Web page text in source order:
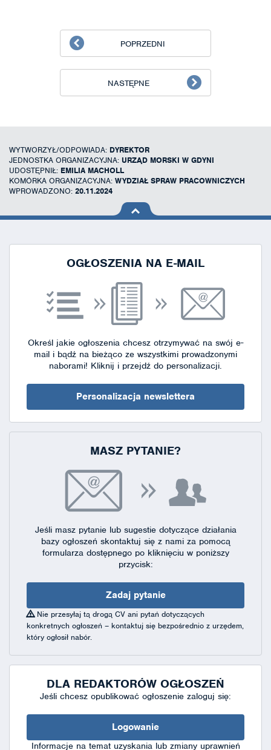
POPRZEDNI
NASTĘPNE
WYTWORZYŁ/ODPOWIADA: DYREKTOR
JEDNOSTKA ORGANIZACYJNA: URZĄD MORSKI W GDYNI
UDOSTĘPNIŁ: EMILIA MACHOLL
KOMÓRKA ORGANIZACYJNA: WYDZIAŁ SPRAW PRACOWNICZYCH
WPROWADZONO: 20.11.2024
na górę
OGŁOSZENIA NA E-MAIL
Określ jakie ogłoszenia chcesz otrzymywać na swój e-
mail i bądź na bieżąco ze wszystkimi prowadzonymi
naborami! Kliknij i przejdź do personalizacji.
Personalizacja newslettera
MASZ PYTANIE?
Jeśli masz pytanie lub sugestie dotyczące działania
bazy ogłoszeń skontaktuj się z nami za pomocą
formularza dostępnegopo kliknięciu w poniższy
przycisk:
Zadaj pytanie
Nie przesyłaj tą drogą CV ani pytań dotyczących
konkretnych ogłoszeń – kontaktuj się bezpośrednio z urzędem,
który ogłosił nabór.
DLA REDAKTORÓW OGŁOSZEŃ
Jeśli chcesz opublikować ogłoszenie zaloguj się:
Logowanie
Informacje na temat uzyskania lub zmiany uprawnień